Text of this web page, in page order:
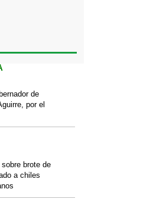
de
por el
brote de
a chiles